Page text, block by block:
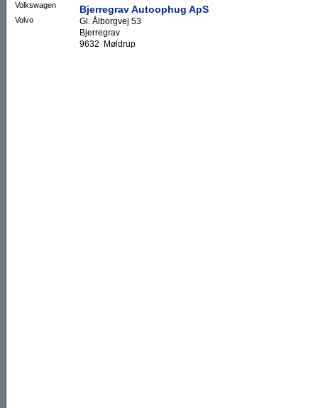
Volkswagen
Volvo
Bjerregrav Autoophug ApS
Gl. Ålborgvej 53
Bjerregrav
9632 Møldrup